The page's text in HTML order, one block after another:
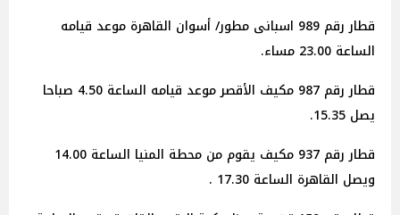
قطار رقم 989 اسبانى مطور/ أسوان القاهرة موعد قيامه
الساعة 23.00 مساء.
قطار رقم 987 مكيف الأقصر موعد قيامه الساعة 4.50 صباحا
يصل 15.35.
قطار رقم 937 مكيف يقوم من محطة المنيا الساعة 14.00
ويصل القاهرة الساعة 17.30 .